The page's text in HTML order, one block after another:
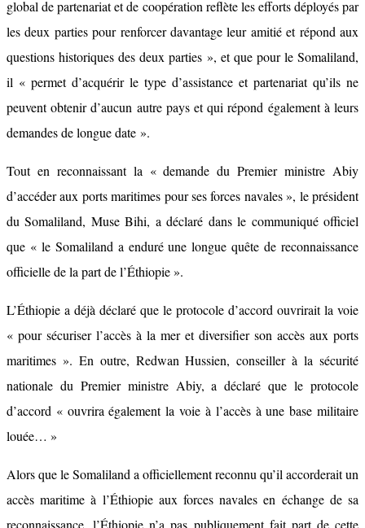
global de partenariat et de coopération reflète les efforts déployés par
les deux parties pour renforcer davantage leur amitié et répond aux
questions historiques des deux parties », et que pour le Somaliland,
il « permet d’acquérir le type d’assistance et partenariat qu’ils ne
peuvent obtenir d’aucun autre pays et qui répond également à leurs
demandes de longue date ».
Tout en reconnaissant la « demande du Premier ministre Abiy
d’accéder aux ports maritimes pour ses forces navales », le président
du Somaliland, Muse Bihi, a déclaré dans le communiqué officiel
que « le Somaliland a enduré une longue quête de reconnaissance
officielle de la part de l’Éthiopie ».
L’Éthiopie a déjà déclaré que le protocole d’accord ouvrirait la voie
« pour sécuriser l’accès à la mer et diversifier son accès aux ports
maritimes ». En outre, Redwan Hussien, conseiller à la sécurité
nationale du Premier ministre Abiy, a déclaré que le protocole
d’accord « ouvrira également la voie à l’accès à une base militaire
louée… »
Alors que le Somaliland a officiellement reconnu qu’il accorderait un
accès maritime à l’Éthiopie aux forces navales en échange de sa
reconnaissance, l’Éthiopie n’a pas publiquement fait part de cette